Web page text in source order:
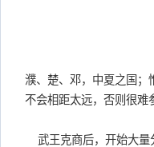
濮、楚、邓，中夏之国；
不会相距太远，否则很难
武王克商后，开始大量